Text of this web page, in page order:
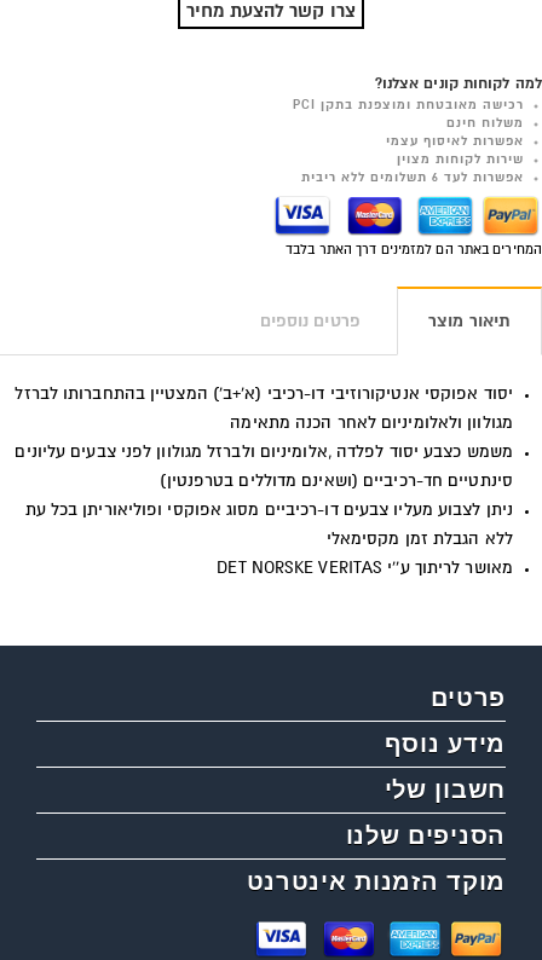
צרו קשר להצעת מחיר
למה לקוחות קונים אצלנו?
רכישה מאובטחת ומוצפנת בתקן PCI
משלוח חינם
אפשרות לאיסוף עצמי
שירות לקוחות מצוין
אפשרות לעד 6 תשלומים ללא ריבית
המחירים באתר הם למזמינים דרך האתר בלבד
תיאור מוצר פרטים נוספים
יסוד אפוקסי אנטיקורוזיבי דו-רכיבי (א'+ב') המצטיין בהתחברותו לברזל
מגולוון ולאלומיניום לאחר הכנה מתאימה
משמש כצבע יסוד לפלדה ,אלומיניום ולברזל מגולוון לפני צבעים עליונים
סינתטיים חד-רכיביים (ושאינם מדוללים בטרפנטין)
ניתן לצבוע מעליו צבעים דו-רכיביים מסוג אפוקסי ופוליאוריתן בכל עת
ללא הגבלת זמן מקסימאלי
מאושר לריתוך ע''י DET NORSKE VERITAS
פרטים
מידע נוסף
חשבון שלי
הסניפים שלנו
מוקד הזמנות אינטרנט